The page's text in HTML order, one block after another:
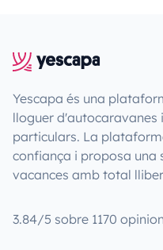
Yescapa és una
lloguer d'autocaravanes
particulars. La
confiança i proposa una
vacances amb total
3.84/5 sobre 1170